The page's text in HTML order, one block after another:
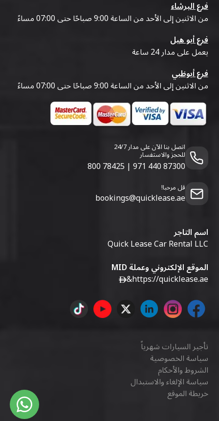
فرع البرشاء
من الاثنين إلى الأحد من الساعة 9:00 صباحًا حتى 07:00 مساءً
فرع أبو هيل
يعمل على مدار 24 ساعة
فرع أبوظبي
من الاثنين إلى الأحد من الساعة 9:00 صباحًا حتى 07:00 مساءً
اتصل بنا الآن على مدار 24/7
للحجز والاستفسار
800 78425 | 971 440 87300
قل مرحبا!
bookings@quicklease.ae
اسم التاجر
Quick Lease Car Rental LLC
الموقع الإلكتروني وعملة MID
https://quicklease.ae
&
تأجير السيارات شهرياً
سياسة الخصوصية
الشروط والأحكام
سياسة الإلغاء والاستبدال
خريطة الموقع